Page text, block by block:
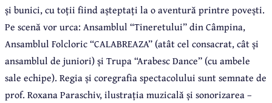
și bunici, cu toții fiind așteptați la o aventură printre povești.
Pe scenă vor urca: Ansamblul “Tineretului” din Câmpina,
Ansamblul Folcloric “CALABREAZA” (atât cel consacrat, cât și
ansamblul de juniori) și Trupa “Arabesc Dance” (cu ambele
sale echipe). Regia și coregrafia spectacolului sunt semnate de
prof. Roxana Paraschiv, ilustrația muzicală și sonorizarea –